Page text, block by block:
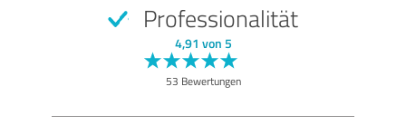
Professionalität
4,91 von 5
53 Bewertungen